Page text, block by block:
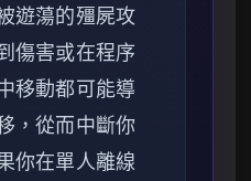
遊蕩的殭屍攻
傷害或在程序
移動都可能導
，從而中斷你
你在單人離線